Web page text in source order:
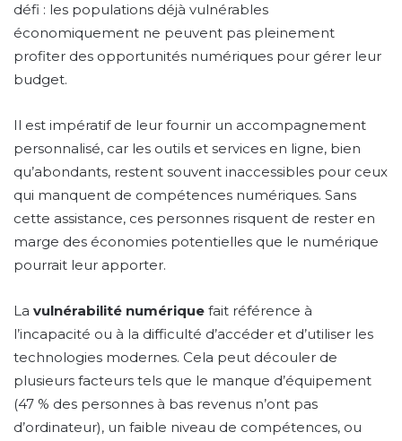
défi : les populations déjà vulnérables
économiquement ne peuvent pas pleinement
profiter des opportunités numériques pour gérer leur
budget.
Il est impératif de leur fournir un accompagnement
personnalisé, car les outils et services en ligne, bien
qu’abondants, restent souvent inaccessibles pour ceux
qui manquent de compétences numériques. Sans
cette assistance, ces personnes risquent de rester en
marge des économies potentielles que le numérique
pourrait leur apporter.
La vulnérabilité numérique fait référence à
l’incapacité ou à la difficulté d’accéder et d’utiliser les
technologies modernes. Cela peut découler de
plusieurs facteurs tels que le manque d’équipement
(47 % des personnes à bas revenus n’ont pas
d’ordinateur), un faible niveau de compétences, ou